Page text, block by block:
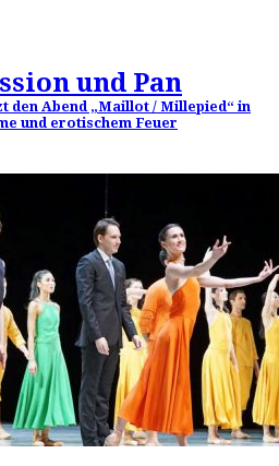
und Pan
den Abend „Maillot / Millepied“ in
und erotischem Feuer